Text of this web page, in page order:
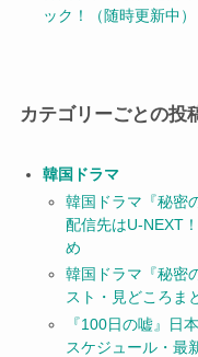
ック！（随時更新中）
カテゴリーごとの投
韓国ドラマ
韓国ドラマ『秘密
配信先はU-NEXT
め
韓国ドラマ『秘密
スト・見どころま
『100日の嘘』日
スケジュール・最